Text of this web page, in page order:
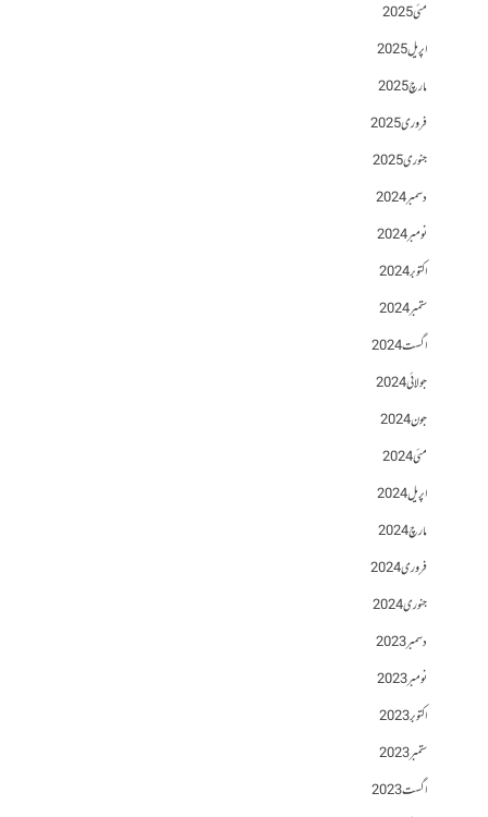
مئی 2025
اپریل 2025
مارچ 2025
فروری 2025
جنوری 2025
دسمبر 2024
نومبر 2024
اکتوبر 2024
ستمبر 2024
اگست 2024
جولائی 2024
جون 2024
مئی 2024
اپریل 2024
مارچ 2024
فروری 2024
جنوری 2024
دسمبر 2023
نومبر 2023
اکتوبر 2023
ستمبر 2023
اگست 2023